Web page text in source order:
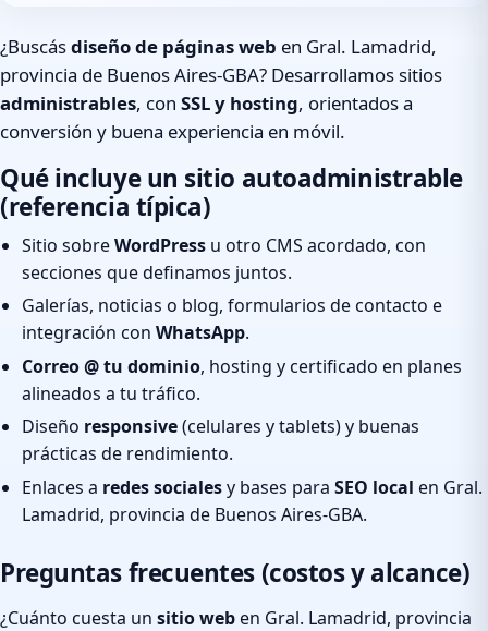
¿Buscásdiseño de páginas web en Gral. Lamadrid,
provincia de Buenos Aires-GBA? Desarrollamos sitios
administrables, con SSL y hosting, orientados a
conversión y buena experiencia en móvil.
Qué incluye un sitio autoadministrable
(referencia típica)
Sitio sobreWordPress u otro CMS acordado, con
secciones que definamos juntos.
Galerías, noticias o blog, formularios de contacto e
integración con WhatsApp.
Correo @ tu dominio, hosting y certificado en planes
alineados a tu tráfico.
Diseño responsive(celulares y tablets) y buenas
prácticas de rendimiento.
Enlaces a redes socialesy bases para SEO local en Gral.
Lamadrid, provincia de Buenos Aires-GBA.
Preguntas frecuentes (costos y alcance)
¿Cuánto cuesta un sitio weben Gral. Lamadrid, provincia